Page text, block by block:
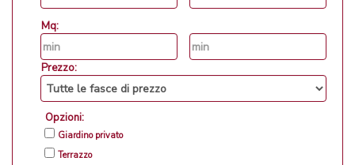
Mq:
Prezzo:
Opzioni:
Giardino privato
Terrazzo